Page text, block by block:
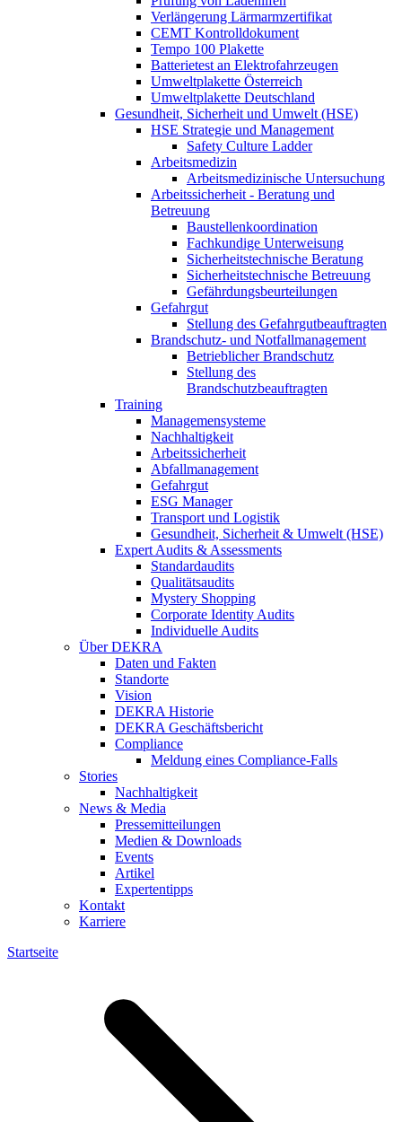
Verlängerung Lärmarmzertifikat
CEMT Kontrolldokument
Tempo 100 Plakette
Batterietest an Elektrofahrzeugen
Umweltplakette Österreich
Umweltplakette Deutschland
Gesundheit, Sicherheit und Umwelt (HSE)
HSE Strategie und Management
Safety Culture Ladder
Arbeitsmedizin
Arbeitsmedizinische Untersuchung
Arbeitssicherheit - Beratung und
Betreuung
Baustellenkoordination
Fachkundige Unterweisung
Sicherheitstechnische Beratung
Sicherheitstechnische Betreuung
Gefährdungsbeurteilungen
Gefahrgut
Stellung des Gefahrgutbeauftragten
Brandschutz- und Notfallmanagement
Betrieblicher Brandschutz
Stellung des
Brandschutzbeauftragten
Training
Managemensysteme
Nachhaltigkeit
Arbeitssicherheit
Abfallmanagement
Gefahrgut
ESG Manager
Transport und Logistik
Gesundheit, Sicherheit & Umwelt (HSE)
Expert Audits & Assessments
Standardaudits
Qualitätsaudits
Mystery Shopping
Corporate Identity Audits
Individuelle Audits
Über DEKRA
Daten und Fakten
Standorte
Vision
DEKRA Historie
DEKRA Geschäftsbericht
Compliance
Meldung eines Compliance-Falls
Stories
Nachhaltigkeit
News & Media
Pressemitteilungen
Medien & Downloads
Events
Artikel
Expertentipps
Kontakt
Karriere
Startseite